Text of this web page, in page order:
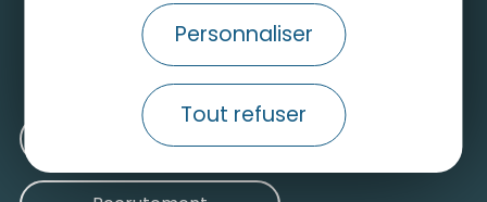
Personnaliser
Tout refuser
Consulter le site grand public
Nos engagements pour un tourisme durable
Médiathèque